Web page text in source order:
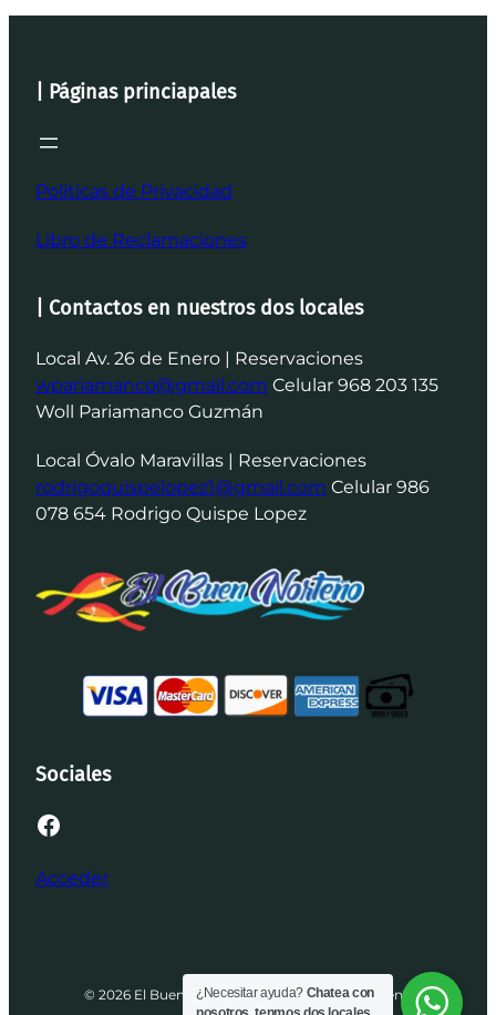
| Páginas princiapales
Politicas de Privacidad
Libro de Reclamaciones
| Contactos en nuestros dos locales
Local Av. 26 de Enero | Reservaciones
wpariamanco@gmail.com Celular 968 203 135
Woll Pariamanco Guzmán
Local Óvalo Maravillas | Reservaciones
rodrigoquispelopez1@gmail.com Celular 986
078 654 Rodrigo Quispe Lopez
Sociales
Facebook
Acceder
© 2026 El Buen Norteño | Desarrollado por Brenis
¿Necesitar ayuda? Chatea con